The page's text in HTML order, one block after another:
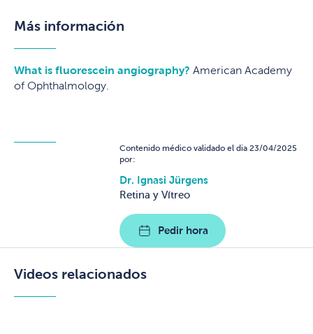
Más información
What is fluorescein angiography? American Academy
of Ophthalmology.
Contenido médico validado el dia 23/04/2025
por:
Dr. Ignasi Jürgens
Retina y Vítreo
Pedir hora
Videos relacionados